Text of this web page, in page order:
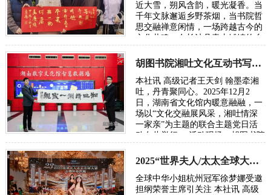
近大雪，朔风含韵，暖光凝香。当
千年文脉邂逅乡野茶烟，当书院哲
思交融禅意闲情，一场跨越古今的
文化共鸣，在长沙县青山铺镇的乡
式入驻青…
胡图书院湘吐文化互动书写民族团结新章
本社讯 高级记者王天剑 翰墨牵湘
吐，丹青聚同心。2025年12月2
日，湖南省文化馆内暖意融融，一
场以“文化交融展风采，湘吐情深
一家亲”为主题的联合主题党日活
动在此举行。 活动现场，胡图书院
吐情深一家亲”…
2025“世界夫人/太太全球大赛大湾区总决赛在深圳落幕
全球中华小姐杭州冠军徐梦娜受邀
担纲荣誉主席引关注 本社讯 高级